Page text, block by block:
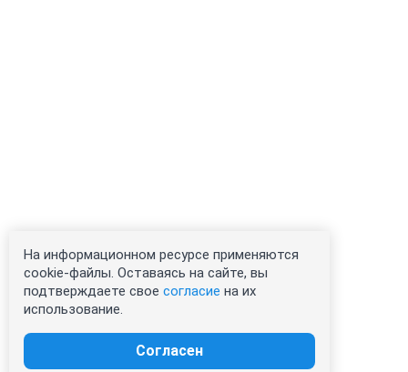
На информационном ресурсе применяются
cookie-файлы. Оставаясь на сайте, вы
подтверждаете свое согласие на их
использование.
Согласен